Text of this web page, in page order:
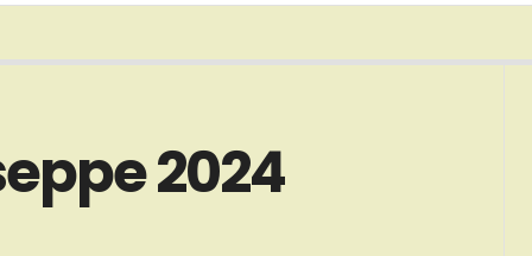
2024